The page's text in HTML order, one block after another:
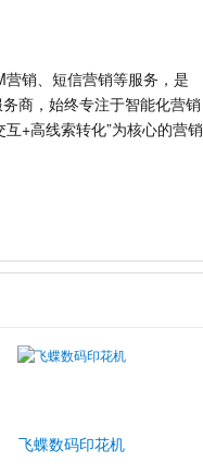
销、短信营销等服务，是
商，始终专注于智能化营销
+高线索转化”为核心的营销
飞蝶数码印花机